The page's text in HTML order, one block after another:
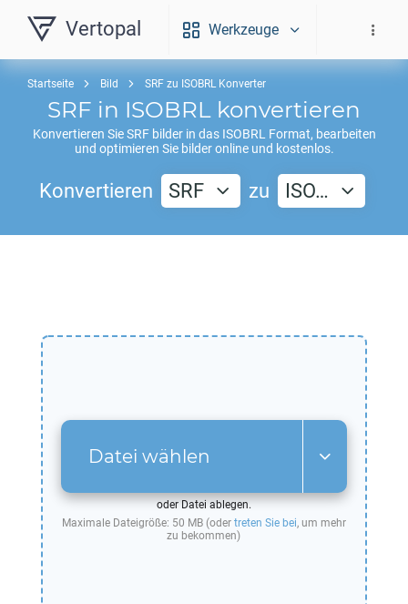
Vertopal Werkzeuge
Startseite Bild SRF zu ISOBRL Konverter
SRF in ISOBRL konvertieren
Konvertieren SieSRFbilder in das ISOBRL Format, bearbeiten
und optimieren Sie bilder online und kostenlos.
Konvertieren SRF zu ISO…
Datei wählen
oder Datei ablegen.
Maximale Dateigröße: 50 MB (oder treten Sie bei, um mehr
zu bekommen)